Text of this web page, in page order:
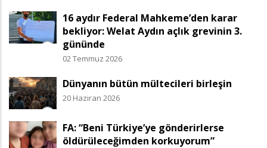
16 aydır Federal Mahkeme’den karar
bekliyor: Welat Aydın açlık grevinin 3.
gününde
02 Temmuz 2026
Dünyanın bütün mültecileri birleşin
20 Haziran 2026
FA: “Beni Türkiye’ye gönderirlerse
öldürüleceğimden korkuyorum”